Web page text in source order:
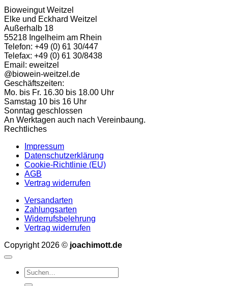
Bioweingut Weitzel
Elke und Eckhard Weitzel
Außerhalb 18
55218 Ingelheim am Rhein
Telefon: +49 (0) 61 30/447
Telefax: +49 (0) 61 30/8438
Email: eweitzel
@biowein-weitzel.de
Geschäftszeiten:
Mo. bis Fr. 16.30 bis 18.00 Uhr
Samstag 10 bis 16 Uhr
Sonntag geschlossen
An Werktagen auch nach Vereinbaung.
Rechtliches
Impressum
Datenschutzerklärung
Cookie-Richtlinie (EU)
AGB
Vertrag widerrufen
Versandarten
Zahlungsarten
Widerrufsbelehrung
Vertrag widerrufen
Copyright 2026 © joachimott.de
Suchen
nach: